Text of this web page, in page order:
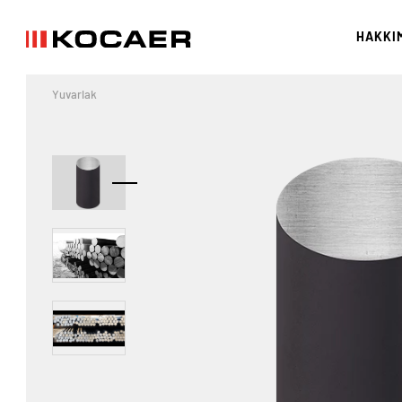
Yuvarlak